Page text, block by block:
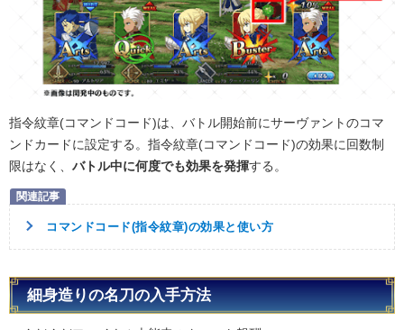
指令紋章(コマンドコード)は、バトル開始前にサーヴァントのコマ
ンドカードに設定する。指令紋章(コマンドコード)の効果に回数制
限はなく、 バトル中に何度でも効果を発揮する。
コマンドコード(指令紋章)の効果と使い方
細身造りの名刀の入手方法